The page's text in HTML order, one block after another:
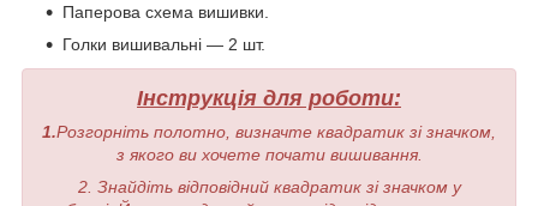
Паперова схема вишивки.
Голки вишивальні — 2 шт.
Інструкція для роботи:
1.Розгорніть полотно, визначте квадратик зі значком,
з якого ви хочете почати вишивання.
2. Знайдіть відповідний квадратик зі значком у